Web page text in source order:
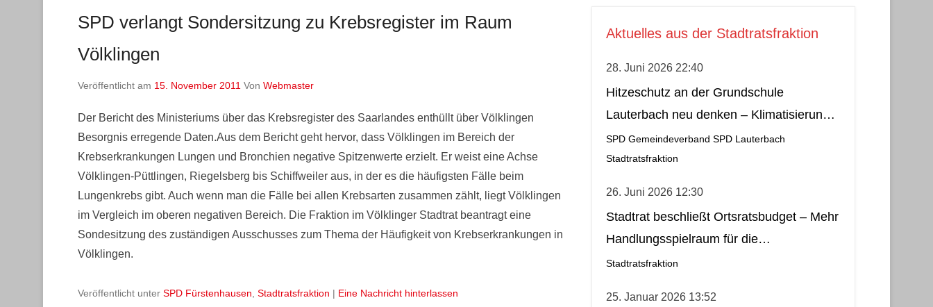
SPD verlangt Sondersitzung zu Krebsregister im Raum
Völklingen
Veröffentlicht am 15. November 2011 Von Webmaster
Der Bericht des Ministeriums über das Krebsregister des Saarlandes enthüllt über Völklingen
Besorgnis erregende Daten.Aus dem Bericht geht hervor, dass Völklingen im Bereich der
Krebserkrankungen Lungen und Bronchien negative Spitzenwerte erzielt. Er weist eine Achse
Völklingen-Püttlingen, Riegelsberg bis Schiffweiler aus, in der es die häufigsten Fälle beim
Lungenkrebs gibt. Auch wenn man die Fälle bei allen Krebsarten zusammen zählt, liegt Völklingen
im Vergleich im oberen negativen Bereich. Die Fraktion im Völklinger Stadtrat beantragt eine
Sondesitzung des zuständigen Ausschusses zum Thema der Häufigkeit von Krebserkrankungen in
Völklingen.
Veröffentlicht unter SPD Fürstenhausen Stadtratsfraktion | Eine Nachricht hinterlassen
Aktuelles aus der Stadtratsfraktion
28. Juni 2026 22:40
Hitzeschutz an der Grundschule
Lauterbach neu denken – Klimatisierung
als wirtschaftliche und nachhaltige Lösung
SPD Gemeindeverband SPD Lauterbach
Stadtratsfraktion
26. Juni 2026 12:30
Stadtrat beschließt Ortsratsbudget – Mehr
Handlungsspielraum für die
Gemeindebezirke
Stadtratsfraktion
25. Januar 2026 13:52